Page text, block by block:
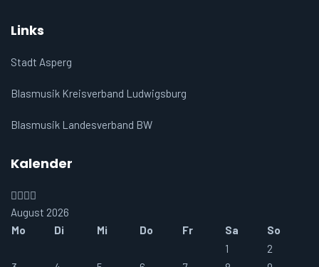
Links
Stadt Asperg
Blasmusik Kreisverband Ludwigsburg
Blasmusik Landesverband BW
Kalender
August 2026
Mo
Di Mi Do Fr Sa
So
1
2